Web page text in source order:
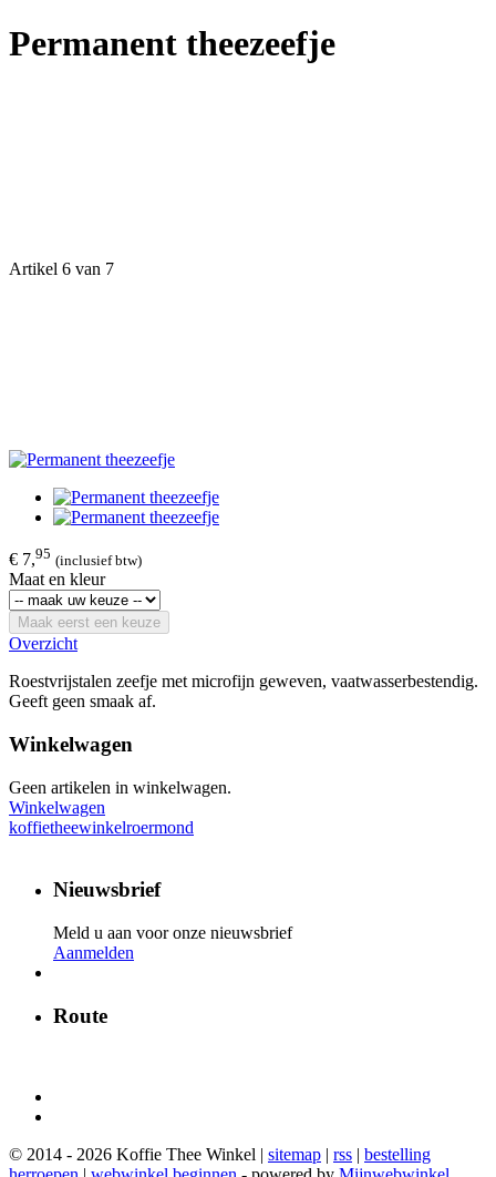
Permanent theezeefje
Artikel 6 van 7
€ 7,95 (inclusief btw)
Maat en kleur
Maak eerst een keuze
Overzicht
Roestvrijstalen zeefje met microfijn geweven, vaatwasserbestendig.
Geeft geen smaak af.
Winkelwagen
Geen artikelen in winkelwagen.
Winkelwagen
koffietheewinkelroermond
Nieuwsbrief
Meld u aan voor onze nieuwsbrief
Aanmelden
Route
© 2014 - 2026 Koffie Thee Winkel | sitemap | rss | bestelling